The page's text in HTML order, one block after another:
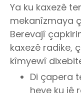
Ya ku kaxezê
mekanîzmaya
Berevajî
kaxezê radike,
kîmyewî
Di çapera
heye ku jê